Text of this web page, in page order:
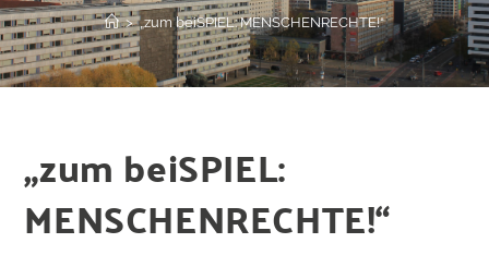
> „zum beiSPIEL: MENSCHENRECHTE!“
„zum beiSPIEL:
MENSCHENRECHTE!“